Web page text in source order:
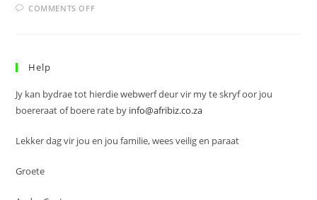
COMMENTS OFFON
Help
Jy kan bydrae tot hierdie webwerf deur vir my te skryf oor jou
boereraat of boere rate by info@afribiz.co.za
Lekker dag vir jou en jou familie, wees veilig en paraat
Groete